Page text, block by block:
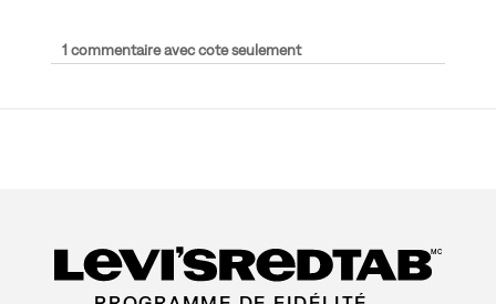
1 commentaire avec cote seulement
MC